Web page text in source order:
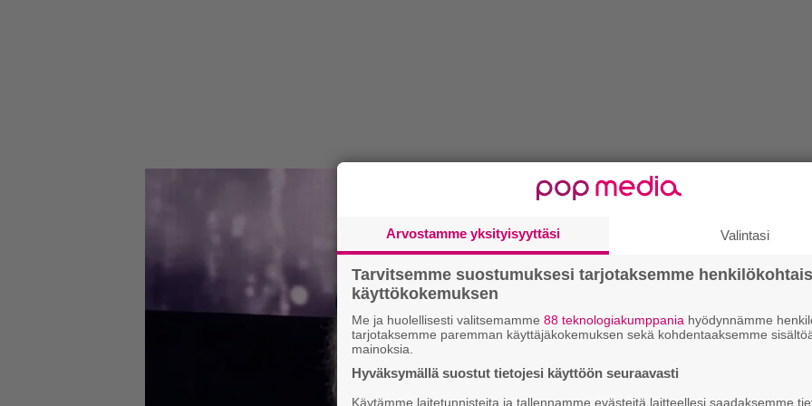
Arvostamme yksityisyyttäsi Valintasi
Tarvitsemme suostumuksesi tarjotaksemme
käyttökokemuksen
Me ja huolellisesti valitsemamme 88 teknologiakumppania hyödynnämme
tarjotaksemme paremman käyttäjäkokemuksen sekä kohdentaaksemme
mainoksia.
Hyväksymällä suostut tietojesi käyttöön seuraavasti
Käytämme laitetunnisteita ja tallennamme evästeitä laitteellesi saadaksemme